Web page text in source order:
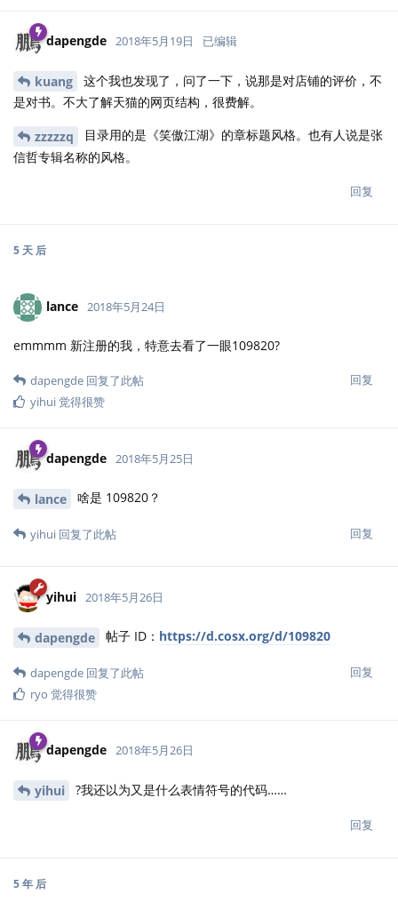
dapengde 2018年5月19日 已编辑
kuang
这个我也发现了，问了一下，说那是对店铺的评价，不
是对书。不大了解天猫的网页结构，很费解。
zzzzzq
目录用的是《笑傲江湖》的章标题风格。也有人说是张
信哲专辑名称的风格。
回复
5 天 后
lance 2018年5月24日
emmmm 新注册的我，特意去看了一眼109820?
回复
dapengde 回复了此帖
yihui觉得很赞
dapengde 2018年5月25日
lance 啥是 109820？
回复
yihui 回复了此帖
yihui 2018年5月26日
dapengde 帖子 ID： https://d.cosx.org/d/109820
回复
dapengde 回复了此帖
ryo 觉得很赞
dapengde 2018年5月26日
yihui ?我还以为又是什么表情符号的代码……
回复
5 年 后